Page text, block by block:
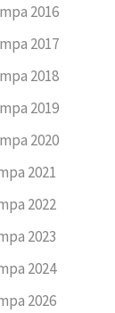
2016
2017
2018
2019
2020
2021
2022
2023
2024
2026